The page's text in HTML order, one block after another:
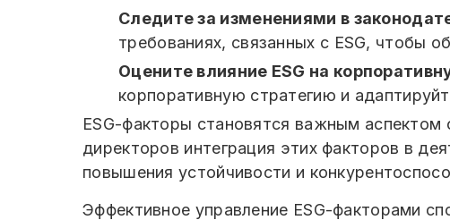
Следите за изменениями в
требованиях, связанных с ESG, чтобы
Оцените влияние ESG на
корпоративную стратегию и
ESG-факторы становятся важным аспектом
директоров интеграция этих факторов в
повышения устойчивости и
Эффективное управление ESG-факторами